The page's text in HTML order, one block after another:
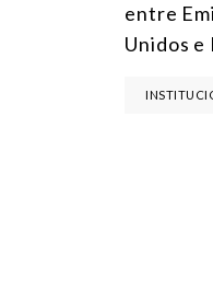
entre
Unidos e